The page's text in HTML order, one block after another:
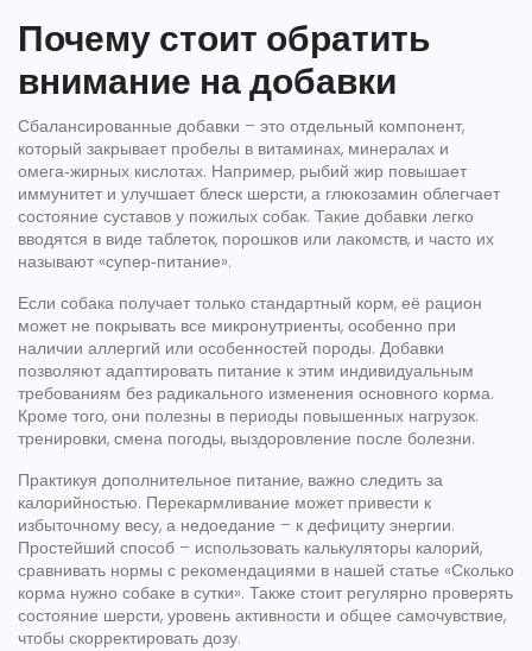
Почему стоит обратить
внимание на добавки
Сбалансированные добавки – это отдельный компонент,
который закрывает пробелы в витаминах, минералах и
омега‑жирных кислотах. Например, рыбий жир повышает
иммунитет и улучшает блеск шерсти, а глюкозамин облегчает
состояние суставов у пожилых собак. Такие добавки легко
вводятся в виде таблеток, порошков или лакомств, и часто их
называют «супер‑питание».
Если собака получает только стандартный корм, её рацион
может не покрывать все микронутриенты, особенно при
наличии аллергий или особенностей породы. Добавки
позволяют адаптировать питание к этим индивидуальным
требованиям без радикального изменения основного корма.
Кроме того, они полезны в периоды повышенных нагрузок:
тренировки, смена погоды, выздоровление после болезни.
Практикуя дополнительное питание, важно следить за
калорийностью. Перекармливание может привести к
избыточному весу, а недоедание – к дефициту энергии.
Простейший способ – использовать калькуляторы калорий,
сравнивать нормы с рекомендациями в нашей статье «Сколько
корма нужно собаке в сутки». Также стоит регулярно проверять
состояние шерсти, уровень активности и общее самочувствие,
чтобы скорректировать дозу.